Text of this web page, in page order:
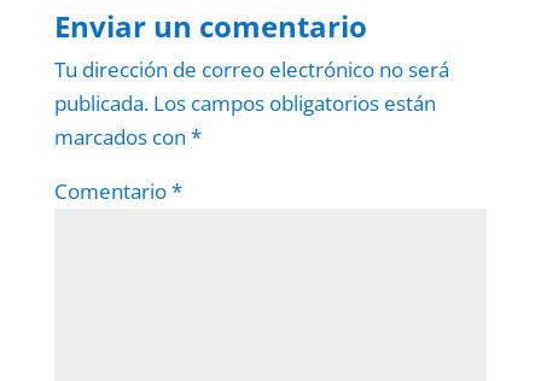
Enviar un comentario
Tu dirección de correo electrónico no será
publicada. Los campos obligatorios están
marcados con *
Comentario*